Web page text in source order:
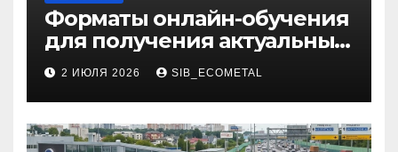
Форматы онлайн-обучения
для получения актуальных
профессий
2 ИЮЛЯ 2026 SIB_ECOMETAL